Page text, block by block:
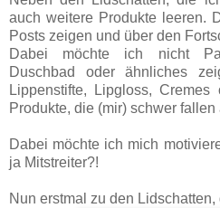
auch weitere Produkte leeren.
Posts zeigen und über den
Dabei möchte ich nicht
Duschbad oder ähnliches
Lippenstifte, Lipgloss,
Produkte, die (mir) schwer
Dabei möchte ich mich
ja Mitstreiter?!
Nun erstmal zu den